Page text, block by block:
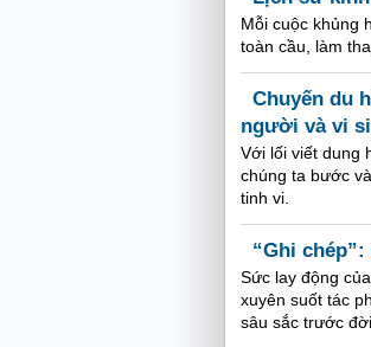
Mỗi cuộc khủng
toàn cầu, làm
Chuyến du
người và vi
Với lối viết dung
chúng ta bước
tinh vi.
“Ghi
Sức lay động
xuyên suốt tác
sâu sắc trước đời